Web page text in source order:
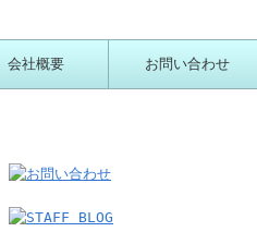
会社概要 お問い合わせ